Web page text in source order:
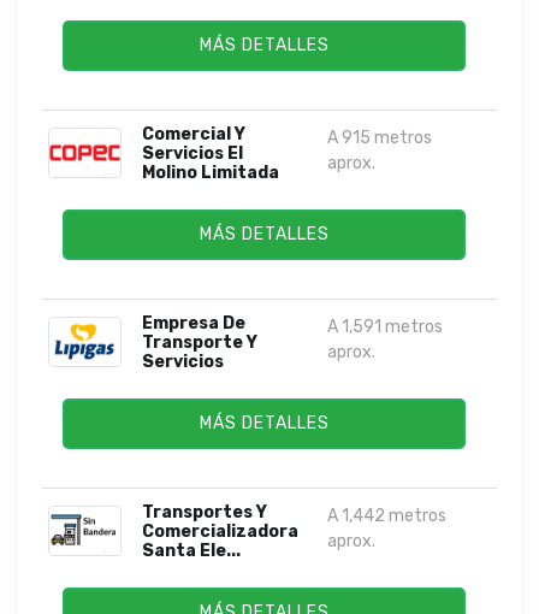
MÁS DETALLES
Comercial Y
Servicios El
Molino Limitada
A 915 metros
aprox.
MÁS DETALLES
Empresa De
Transporte Y
Servicios
A 1,591 metros
aprox.
MÁS DETALLES
Transportes Y
Comercializadora
Santa Ele...
A 1,442 metros
aprox.